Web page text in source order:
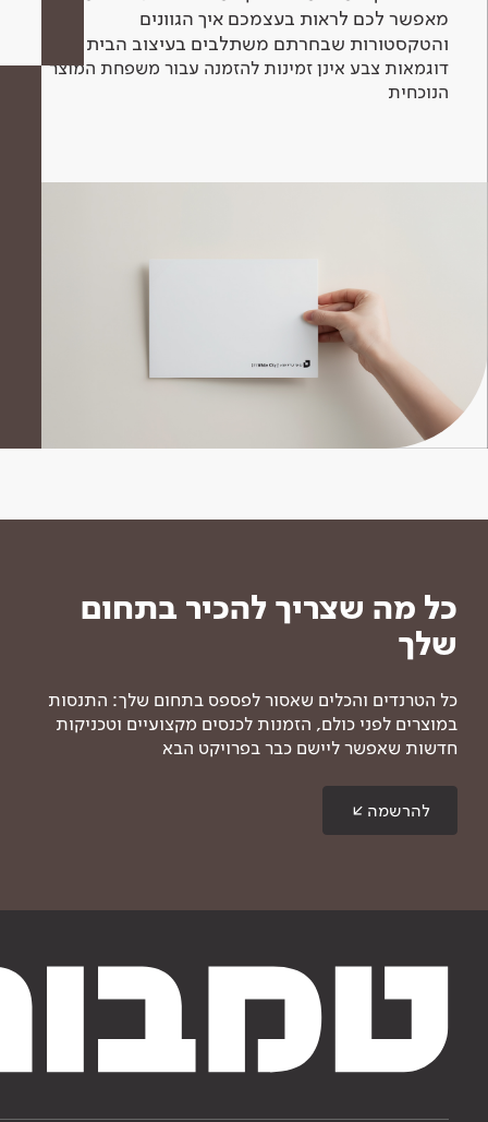
מאפשר לכם לראות בעצמכם איך הגוונים
והטקסטורות שבחרתם משתלבים בעיצוב הבית.
דוגמאות צבע אינן זמינות להזמנה עבור משפחת המוצר
הנוכחית
כל מה שצריך להכיר בתחום
שלך
כל הטרנדים והכלים שאסור לפספס בתחום שלך: התנסות
במוצרים לפני כולם, הזמנות לכנסים מקצועיים וטכניקות
חדשות שאפשר ליישם כבר בפרויקט הבא
להרשמה